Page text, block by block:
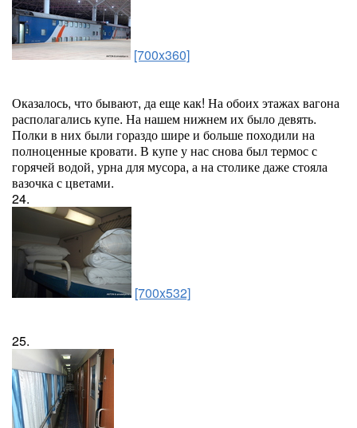
[700x360]
Оказалось, что бывают, да еще как! На обоих этажах вагона
располагались купе. На нашем нижнем их было девять.
Полки в них были гораздо шире и больше походили на
полноценные кровати. В купе у нас снова был термос с
горячей водой, урна для мусора, а на столике даже стояла
вазочка с цветами.
24.
[700x532]
25.